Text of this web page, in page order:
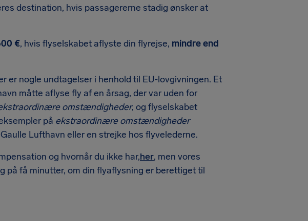
destination, hvis passagererne stadig ønsker at
€, hvis flyselskabet aflyste din flyrejse, mindre end
nogle undtagelser i henhold til EU-lovgivningen. Et
måtte aflyse fly af en årsag, der var uden for
omstændigheder, og flyselskabet
på ekstraordinære omstændigheder
Lufthavn eller en strejke hos flyvelederne.
og hvornår du ikke har,her, men vores
på få minutter, om din flyaflysning er berettiget til